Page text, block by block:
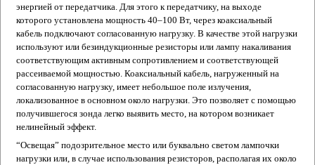
энергией от передатчика. Для этого к передатчику, на выходе
которого установлена мощность 40–100 Вт, через коаксиальный
кабель подключают согласованную нагрузку. В качестве этой нагрузки
используют или безиндукционные резисторы или лампу накаливания
соответствующим активным сопротивлением и соответствующей
рассеиваемой мощностью. Коаксиальный кабель, нагруженный на
согласованную нагрузку, имеет небольшое поле излучения,
локализованное в основном около нагрузки. Это позволяет с помощью
получившегося зонда легко выявить место, на котором возникает
нелинейный эффект.
“Освещая” подозрительное место или буквально светом лампочки
нагрузки или, в случае использования резисторов, располагая их около